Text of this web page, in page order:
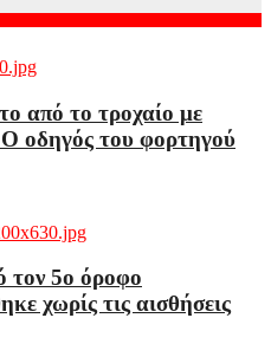
από το τροχαίο με
Ο οδηγός του φορτηγού
τον 5ο όροφο
χωρίς τις αισθήσεις